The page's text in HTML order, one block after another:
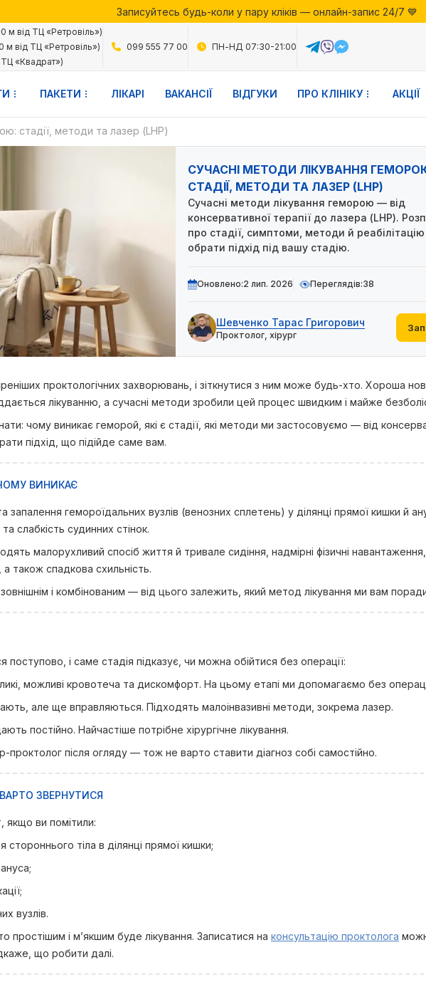
Записуйтесь будь-коли у пару кліків — онлайн-запис 24/7 💙
Акції місяця у Файній Клініці — скористайтесь вигідними
Записуйтесь будь-коли у пару кліків — онлайн-запис 24/7 💙
м від ТЦ «Ретровіль»)
від ТЦ «Ретровіль»)
ТЦ «Квадрат»)
099 555 77 00 ПН-НД 07:30-21:00
ПАКЕТИ ЛІКАРІ ВАКАНСІЇ ВІДГУКИ ПРО КЛІНІКУ АКЦІЇ
стадії, методи та лазер (LHP)
СУЧАСНІ МЕТОДИ ЛІКУВАННЯ
СТАДІЇ, МЕТОДИ ТА ЛАЗЕР (LHP)
Сучасні методи лікування геморою — від
консервативної терапії до лазера (LHP).
про стадії, симптоми, методи й
обрати підхід під вашу стадію.
Оновлено:2 лип. 2026 Переглядів:38
Шевченко Тарас Григорович
Проктолог, хірург
проктологічних захворювань, і зіткнутися з ним може будь-хто. Хороша
лікуванню, а сучасні методи зробили цей процес швидким і майже
чому виникає геморой, які є стадії, які методи ми застосовуємо — від
підхід, що підійде саме вам.
ВИНИКАЄ
гемороїдальних вузлів (венозних сплетень) у ділянці прямої кишки й
слабкість судинних стінок.
малорухливий спосіб життя й тривале сидіння, надмірні фізичні навантаження,
а також спадкова схильність.
і комбінованим — від цього залежить, який метод лікування ми вам
і саме стадія підказує, чи можна обійтися без операції:
можливі кровотеча та дискомфорт. На цьому етапі ми допомагаємо без
але ще вправляються. Підходять малоінвазивні методи, зокрема лазер.
постійно. Найчастіше потрібне хірургічне лікування.
проктолог після огляду — тож не варто ставити діагноз собі самостійно.
ЗВЕРНУТИСЯ
якщо ви помітили:
тіла в ділянці прямої кишки;
вузлів.
простішим і м’якшим буде лікування. Записатися на консультацію проктолога
що робити далі.